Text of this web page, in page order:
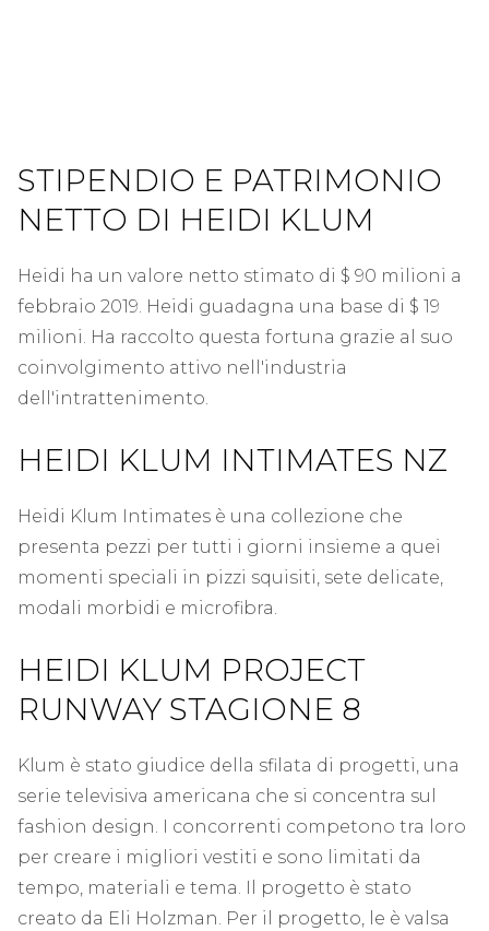
STIPENDIO E PATRIMONIO
NETTO DI HEIDI KLUM
Heidi ha un valore netto stimato di $ 90 milioni a
febbraio 2019. Heidi guadagna una base di $ 19
milioni. Ha raccolto questa fortuna grazie al suo
coinvolgimento attivo nell'industria
dell'intrattenimento.
HEIDI KLUM INTIMATES NZ
Heidi Klum Intimates è una collezione che
presenta pezzi per tutti i giorni insieme a quei
momenti speciali in pizzi squisiti, sete delicate,
modali morbidi e microfibra.
HEIDI KLUM PROJECT
RUNWAY STAGIONE 8
Klum è stato giudice della sfilata di progetti, una
serie televisiva americana che si concentra sul
fashion design. I concorrenti competono tra loro
per creare i migliori vestiti e sono limitati da
tempo, materiali e tema. Il progetto è stato
creato da Eli Holzman. Per il progetto, le è valsa